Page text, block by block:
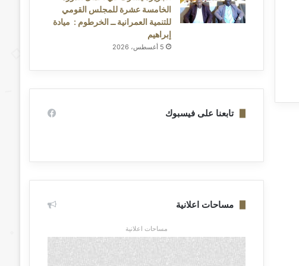
الخامسة عشرة للمجلس القومي
للتنمية العمرانية ــ الخرطوم : ميادة
إبراهيم
5 أغسطس، 2026
تابعنا على فيسبوك
مساحات اعلانية
مساحات اعلانية